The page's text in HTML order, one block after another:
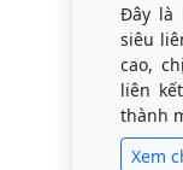
Đây là
siêu
cao,
liên
thành
Xem